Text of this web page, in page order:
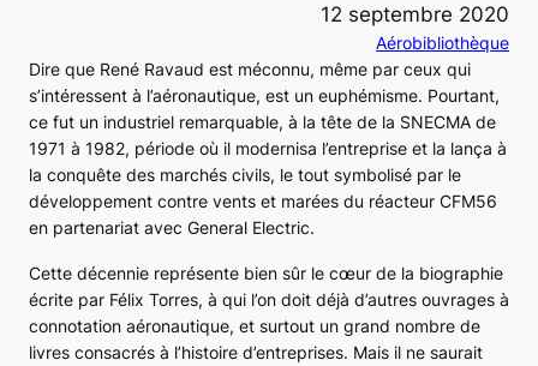
12 septembre 2020
Aérobibliothèque
Dire que René Ravaud est méconnu, même par ceux qui
s’intéressent à l’aéronautique, est un euphémisme. Pourtant,
ce fut un industriel remarquable, à la tête de la SNECMA de
1971 à 1982, période où il modernisa l’entreprise et la lança à
la conquête des marchés civils, le tout symbolisé par le
développement contre vents et marées du réacteur CFM56
en partenariat avec General Electric.
Cette décennie représente bien sûr le cœur de la biographie
écrite par Félix Torres, à qui l’on doit déjà d’autres ouvrages à
connotation aéronautique, et surtout un grand nombre de
livres consacrés à l’histoire d’entreprises. Mais il ne saurait